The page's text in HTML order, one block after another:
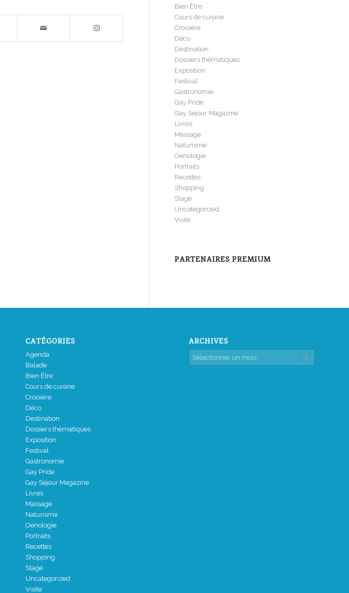
Bien Être
Cours de cuisine
Croisière
Déco
Destination
Dossiers thématiques
Exposition
Festival
Gastronomie
Gay Pride
Gay Sejour Magazine
Livres
Massage
Naturisme
Oenologie
Portraits
Recettes
Shopping
Stage
Uncategorized
Visite
PARTENAIRES PREMIUM
CATÉGORIES
Agenda
Balade
Bien Être
Cours de cuisine
Croisière
Déco
Destination
Dossiers thématiques
Exposition
Festival
Gastronomie
Gay Pride
Gay Sejour Magazine
Livres
Massage
Naturisme
Oenologie
Portraits
Recettes
Shopping
Stage
Uncategorized
Visite
ARCHIVES